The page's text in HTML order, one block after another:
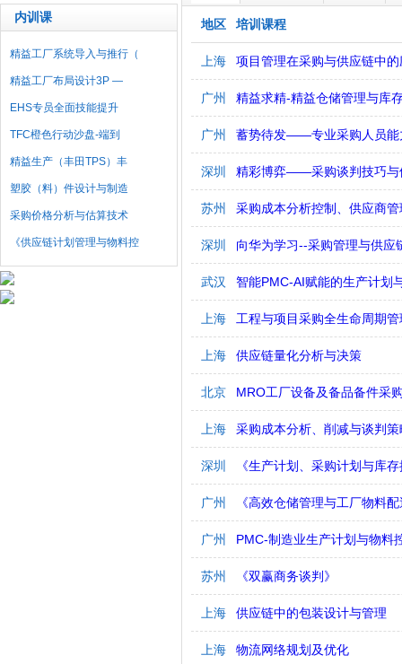
内训课
精益工厂系统导入与推行（
精益工厂布局设计3P —
EHS专员全面技能提升
TFC橙色行动沙盘-端到
精益生产（丰田TPS）丰
塑胶（料）件设计与制造
采购价格分析与估算技术
《供应链计划管理与物料控
地区 培训课程
上海 项目管理在采购与供应链中的
广州 精益求精-精益仓储管理与库
广州 蓄势待发——专业采购人员能
深圳 精彩博弈——采购谈判技巧与
苏州 采购成本分析控制、供应商
深圳 向华为学习--采购管理与供应
武汉 智能PMC-AI赋能的生产计划
上海 工程与项目采购全生命周期
上海 供应链量化分析与决策
北京 MRO工厂设备及备品备件采
上海 采购成本分析、削减与谈判策
深圳 《生产计划、采购计划与库
广州 《高效仓储管理与工厂物料
广州 PMC-制造业生产计划与物料
苏州 《双赢商务谈判》
上海 供应链中的包装设计与管理
上海 物流网络规划及优化